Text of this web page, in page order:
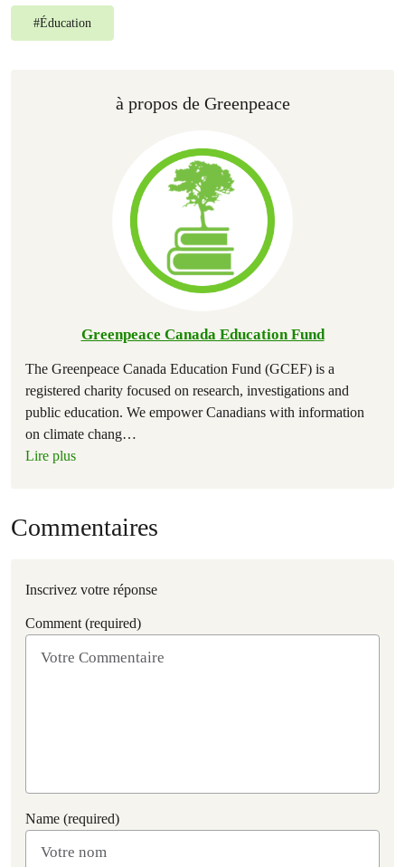
#Éducation
à propos de Greenpeace
Greenpeace Canada Education Fund
The Greenpeace Canada Education Fund (GCEF) is a
registered charity focused on research, investigations and
public education. We empower Canadians with information
on climate chang…
Lire plus
Commentaires
Inscrivez votre réponse
Comment (required)
Name (required)